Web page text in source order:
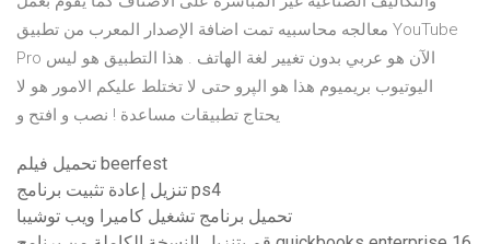
معالجه محاسبيه تمت اضافة الإصدار المعرب من تطبيق YouTube
Pro الآن هو عربي بدون تغيير لغة الهاتف . هذا التطبيق هو ليس
اليوتيوب بريميوم هذا هو الپرو حتى لا تختلط عليكم الامور هو لا
يحتاج تطبيقات مساعدة ! نصب و افتح و
تحميل فيلم beerfest
تنزيل إعادة تثبيت برنامج ps4
تحميل برنامج تشغيل كاميرا ويب توشيبا